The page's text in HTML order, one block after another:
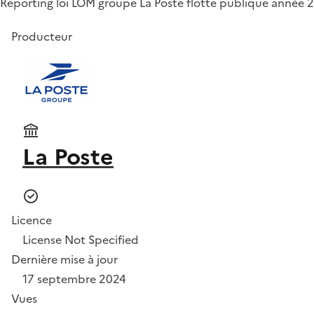
Producteur
La Poste
Licence
License Not Specified
Dernière mise à jour
17 septembre 2024
Vues